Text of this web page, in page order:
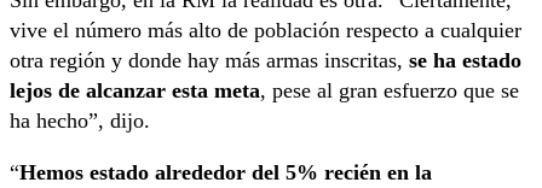
vive el número más alto de población respecto a cualquier
otra región y donde hay más armas inscritas, se ha estado
lejos de alcanzar esta meta, pese al gran esfuerzo que se
ha hecho”, dijo.
“Hemos estado alrededor del 5% recién en la